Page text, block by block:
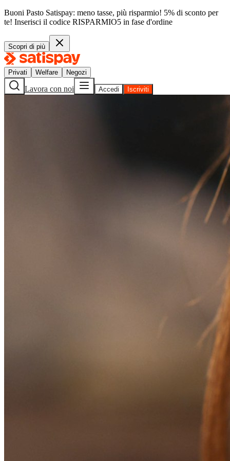
Buoni Pasto Satispay: meno tasse, più risparmio! 5% di sconto per
te! Inserisci il codice RISPARMIO5 in fase d'ordine
Scopri di più
Privati Welfare Negozi
Lavora con noi Accedi Iscriviti